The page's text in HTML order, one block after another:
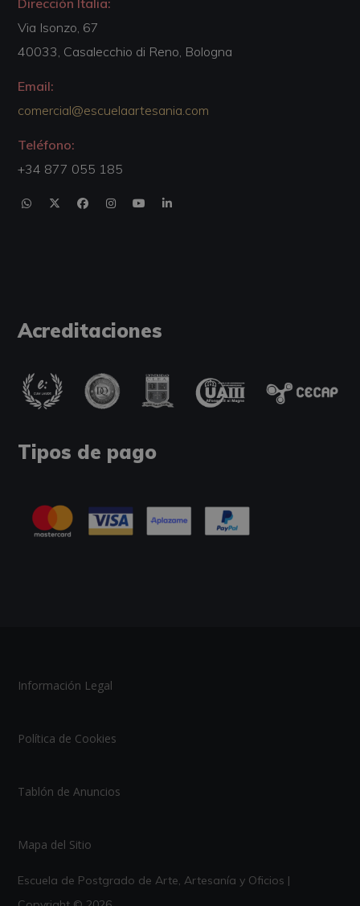
Via Isonzo, 67
40033, Casalecchio di Reno, Bologna
Email:
comercial@escuelaartesania.com
Teléfono:
+34 877 055 185
Acreditaciones
Tipos de pago
Información Legal
Política de Cookies
Tablón de Anuncios
Mapa del Sitio
Escuela de Postgrado de Arte, Artesanía y Oficios |